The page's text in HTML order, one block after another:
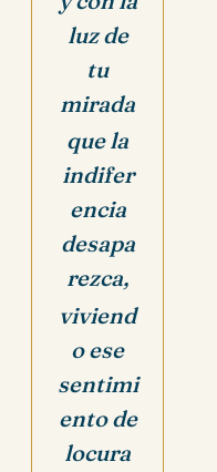
luz de
tu
mirada
que la
indifer
encia
desapa
rezca,
viviend
o ese
sentimi
ento de
locura